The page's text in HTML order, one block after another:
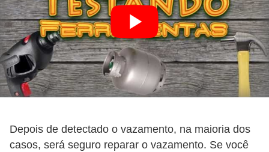
Depois de detectado o vazamento, na maioria dos
casos, será seguro reparar o vazamento. Se você